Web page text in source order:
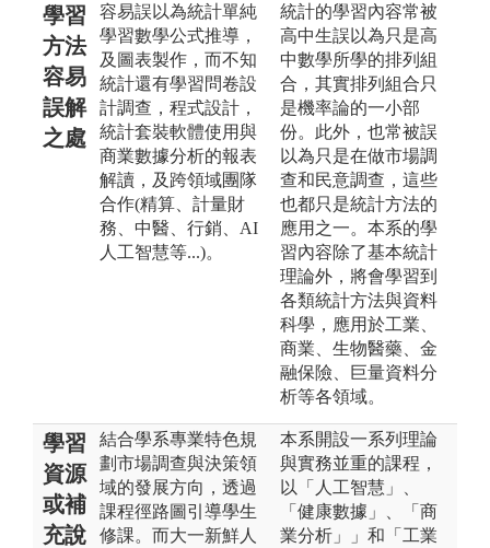
學習
方法
容易
誤解
之處
容易誤以為統計單純
學習數學公式推導，
及圖表製作，而不知
統計還有學習問卷設
計調查，程式設計，
統計套裝軟體使用與
商業數據分析的報表
解讀，及跨領域團隊
合作(精算、計量財
務、中醫、行銷、AI
人工智慧等...)。
統計的學習內容常被
高中生誤以為只是高
中數學所學的排列組
合，其實排列組合只
是機率論的一小部
份。此外，也常被誤
以為只是在做市場調
查和民意調查，這些
也都只是統計方法的
應用之一。本系的學
習內容除了基本統計
理論外，將會學習到
各類統計方法與資料
科學，應用於工業、
商業、生物醫藥、金
融保險、巨量資料分
析等各領域。
學習
資源
或補
充說
結合學系專業特色規
劃市場調查與決策領
域的發展方向，透過
課程徑路圖引導學生
修課。而大一新鮮人
本系開設一系列理論
與實務並重的課程，
以「人工智慧」、
「健康數據」、「商
業分析」」和「工業